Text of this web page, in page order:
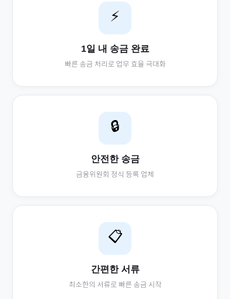
⚡
1일 내 송금 완료
빠른 송금 처리로 업무 효율 극대화
🔒
안전한 송금
금융위원회 정식 등록 업체
📋
간편한 서류
최소한의 서류로 빠른 송금 시작